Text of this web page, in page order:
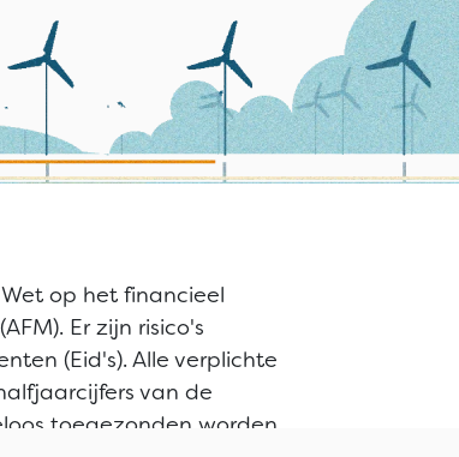
op het financieel
Er zijn risico's
(Eid's). Alle verplichte
van de
toegezonden worden.